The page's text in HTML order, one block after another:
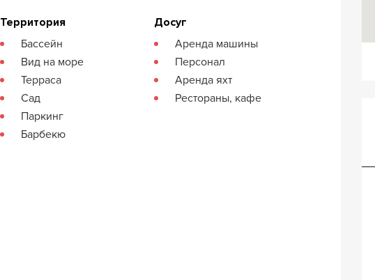
Территория
Бассейн
Вид на море
Терраса
Сад
Паркинг
Барбекю
Досуг
Аренда машины
Персонал
Аренда яхт
Рестораны, кафе